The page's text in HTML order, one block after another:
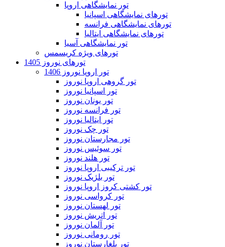
تور نمایشگاهی اروپا
تورهای نمایشگاهی اسپانیا
تورهای نمایشگاهی فرانسه
تورهای نمایشگاهی ایتالیا
تور نمایشگاهی آسیا
تورهای ویژه کریسمس
تورهای نوروز 1405
تور اروپا نوروز 1406
تور گروهی اروپا نوروز
تور اسپانیا نوروز
تور یونان نوروز
تور فرانسه نوروز
تور ایتالیا نوروز
تور چک نوروز
تور مجارستان نوروز
تور سوئیس نوروز
تور هلند نوروز
تور ترکیبی اروپا نوروز
تور بلژیک نوروز
تور کشتی کروز اروپا نوروز
تور کرواسی نوروز
تور لهستان نوروز
تور اتریش نوروز
تور آلمان نوروز
تور رومانی نوروز
تور بلغارستان نوروز